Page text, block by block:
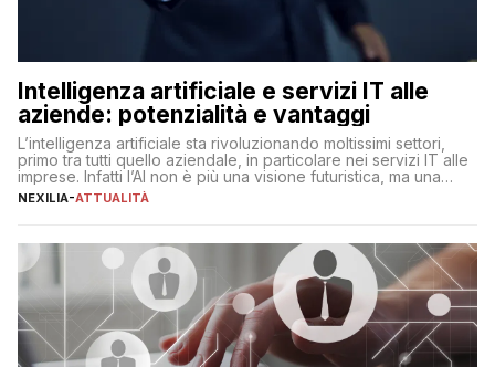
Intelligenza artificiale e servizi IT alle
aziende: potenzialità e vantaggi
L’intelligenza artificiale sta rivoluzionando moltissimi settori,
primo tra tutti quello aziendale, in particolare nei servizi IT alle
imprese. Infatti l’AI non è più una visione futuristica, ma una
realtà operativa che sta portando a un cambio significativo in
operazioni, bensì comporta […]
NEXILIA-ATTUALITÀ